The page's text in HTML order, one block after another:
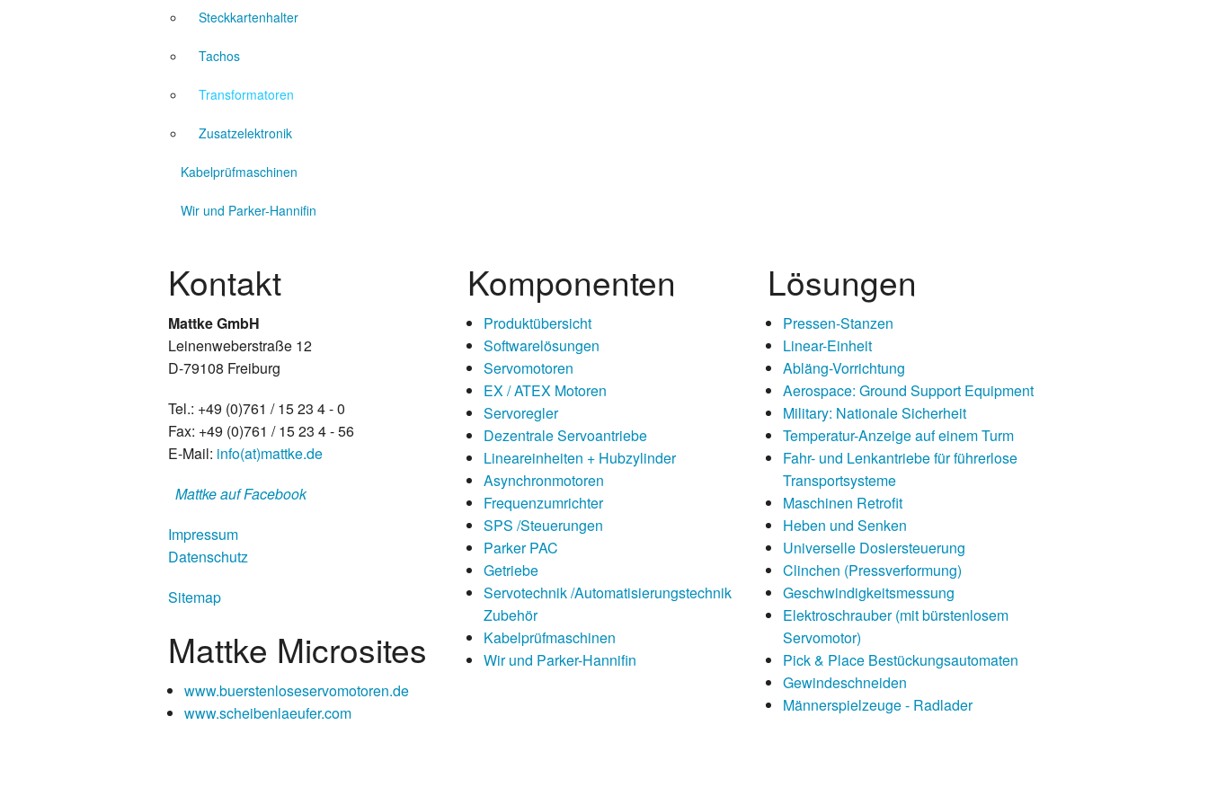
Kabelprüfmaschine mit Kabeltisch für 4 Leitungen
Steckkartenhalter
Tachos
Transformatoren
Zusatzelektronik
Kabelprüfmaschinen
Wir und Parker-Hannifin
Kontakt
Mattke GmbH
Leinenweberstraße 12
D-79108 Freiburg
Tel.: +49 (0)761 / 15 23 4 - 0
Fax: +49 (0)761 / 15 23 4 - 56
E-Mail: info(at)mattke.de
Mattke auf Facebook
Impressum
Datenschutz
Sitemap
Mattke Microsites
www.buerstenloseservomotoren.de
www.scheibenlaeufer.com
Komponenten
Produktübersicht
Softwarelösungen
Servomotoren
EX / ATEX Motoren
Servoregler
Dezentrale Servoantriebe
Lineareinheiten + Hubzylinder
Asynchronmotoren
Frequenzumrichter
SPS /Steuerungen
Parker PAC
Getriebe
Servotechnik /Automatisierungstechnik
Zubehör
Kabelprüfmaschinen
Wir und Parker-Hannifin
Lösungen
Pressen-Stanzen
Linear-Einheit
Abläng-Vorrichtung
Aerospace: Ground Support Equipment
Military: Nationale Sicherheit
Temperatur-Anzeige auf einem Turm
Fahr- und Lenkantriebe für führerlose
Transportsysteme
Maschinen Retrofit
Heben und Senken
Universelle Dosiersteuerung
Clinchen (Pressverformung)
Geschwindigkeitsmessung
Elektroschrauber (mit bürstenlosem
Servomotor)
Pick & Place Bestückungsautomaten
Gewindeschneiden
Männerspielzeuge - Radlader